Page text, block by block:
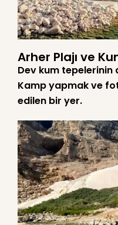
Arher Plajı ve
Dev kum tepelerinin
Kamp yapmak ve
edilen bir yer.